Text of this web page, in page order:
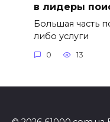
в лидеры
Большая часть
либо услуги
0 13